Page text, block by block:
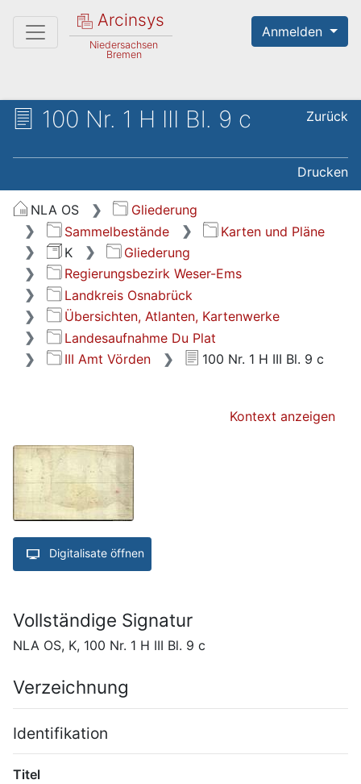
Arcinsys
Niedersachsen
Bremen
Anmelden
100 Nr. 1 H III Bl. 9 c Zurück
Drucken
NLA OS
Gliederung
Sammelbestände
Karten und Pläne
K
Gliederung
Regierungsbezirk Weser-Ems
Landkreis Osnabrück
Übersichten, Atlanten, Kartenwerke
Landesaufnahme Du Plat
III Amt Vörden
100 Nr. 1 H III Bl. 9 c
Kontext anzeigen
Digitalisate öffnen
Vollständige Signatur
NLA OS, K, 100 Nr. 1 H III Bl. 9 c
Verzeichnung
Identifikation
Titel